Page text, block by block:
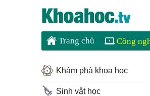
Trang chủ Công
Khám phá khoa học
Sinh vật học